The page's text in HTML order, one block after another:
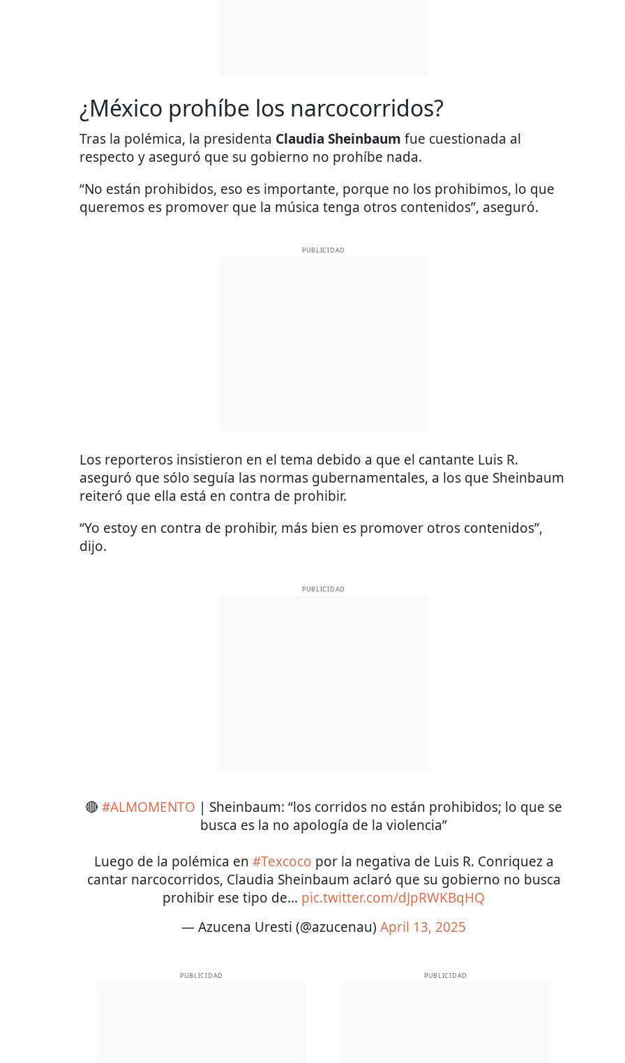
¿México prohíbe los narcocorridos?
Tras la polémica, la presidenta Claudia Sheinbaum fue cuestionada al
respecto y aseguró que su gobierno no prohíbe nada.
“No están prohibidos, eso es importante, porque no los prohibimos, lo que
queremos es promover que la música tenga otros contenidos”, aseguró.
PUBLICIDAD
Los reporteros insistieron en el tema debido a que el cantante Luis R.
aseguró que sólo seguía las normas gubernamentales, a los que Sheinbaum
reiteró que ella está en contra de prohibir.
“Yo estoy en contra de prohibir, más bien es promover otros contenidos”,
dijo.
PUBLICIDAD
🔴 #ALMOMENTO | Sheinbaum: “los corridos no están prohibidos; lo que se
busca es la no apología de la violencia”
Luego de la polémica en #Texcoco por la negativa de Luis R. Conriquez a
cantar narcocorridos, Claudia Sheinbaum aclaró que su gobierno no busca
prohibir ese tipo de… pic.twitter.com/dJpRWKBqHQ
— Azucena Uresti (@azucenau) April 13, 2025
PUBLICIDAD PUBLICIDAD